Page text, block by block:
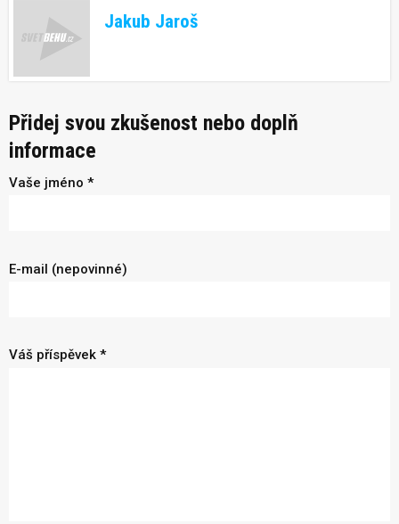
Jakub Jaroš
Přidej svou zkušenost nebo doplň
informace
Vaše jméno *
E-mail (nepovinné)
Váš příspěvek *